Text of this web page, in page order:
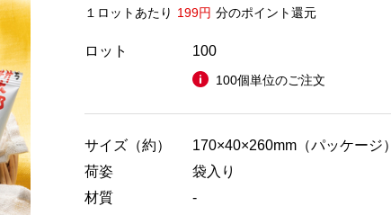
１ロットあたり 199円 分のポイント還元
ロット 100
100個単位のご注文
サイズ（約）
170×40×260mm（パッケージ）
荷姿
袋入り
材質
-